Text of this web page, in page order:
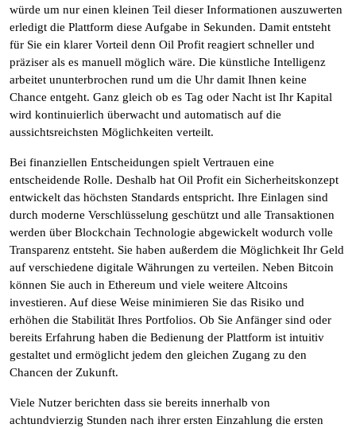
würde um nur einen kleinen Teil dieser Informationen auszuwerten
erledigt die Plattform diese Aufgabe in Sekunden. Damit entsteht
für Sie ein klarer Vorteil denn Oil Profit reagiert schneller und
präziser als es manuell möglich wäre. Die künstliche Intelligenz
arbeitet ununterbrochen rund um die Uhr damit Ihnen keine
Chance entgeht. Ganz gleich ob es Tag oder Nacht ist Ihr Kapital
wird kontinuierlich überwacht und automatisch auf die
aussichtsreichsten Möglichkeiten verteilt.
Bei finanziellen Entscheidungen spielt Vertrauen eine
entscheidende Rolle. Deshalb hat Oil Profit ein Sicherheitskonzept
entwickelt das höchsten Standards entspricht. Ihre Einlagen sind
durch moderne Verschlüsselung geschützt und alle Transaktionen
werden über Blockchain Technologie abgewickelt wodurch volle
Transparenz entsteht. Sie haben außerdem die Möglichkeit Ihr Geld
auf verschiedene digitale Währungen zu verteilen. Neben Bitcoin
können Sie auch in Ethereum und viele weitere Altcoins
investieren. Auf diese Weise minimieren Sie das Risiko und
erhöhen die Stabilität Ihres Portfolios. Ob Sie Anfänger sind oder
bereits Erfahrung haben die Bedienung der Plattform ist intuitiv
gestaltet und ermöglicht jedem den gleichen Zugang zu den
Chancen der Zukunft.
Viele Nutzer berichten dass sie bereits innerhalb von
achtundvierzig Stunden nach ihrer ersten Einzahlung die ersten